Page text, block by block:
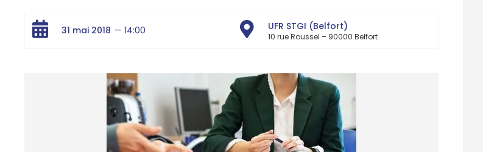
31 mai 2018 — 14:00 UFR STGI (Belfort)
10 rue Roussel – 90000 Belfort